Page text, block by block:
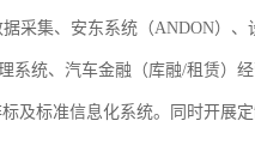
采集、安东系统（ANDON）、
系统、汽车金融（库融/租赁）
及标准信息化系统。同时开展